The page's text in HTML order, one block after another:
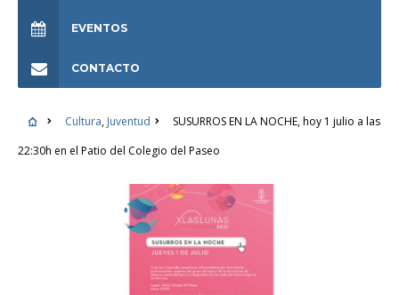
EVENTOS
CONTACTO
Cultura, Juventud
SUSURROS EN LA NOCHE, hoy 1 julio a las
22:30h en el Patio del Colegio del Paseo